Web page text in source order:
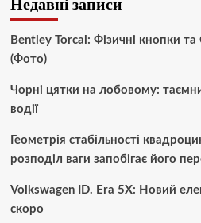
Bentley Torcal: Фізичні кнопки
(Фото)
Чорні цятки на лобовому:
водії
Геометрія стабільності
розподіл ваги запобігає його
Volkswagen ID. Era 5X: Новий
скоро